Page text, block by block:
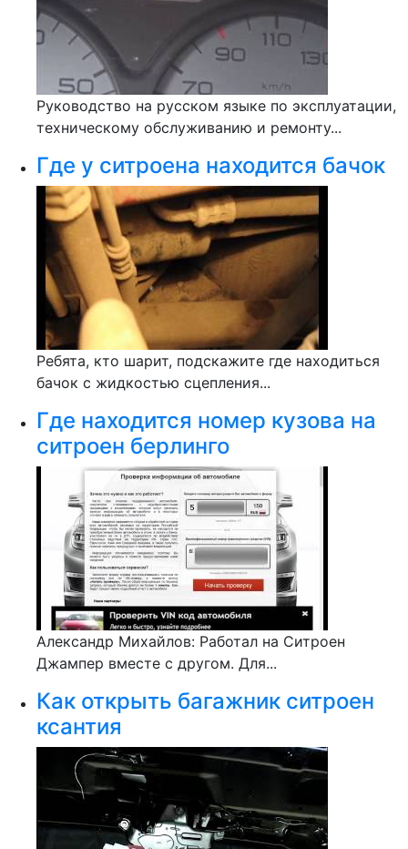
Руководство на русском языке по эксплуатации,
техническому обслуживанию и ремонту...
Где у ситроена находится бачок
Ребята, кто шарит, подскажите где находиться
бачок с жидкостью сцепления...
Где находится номер кузова на
ситроен берлинго
Александр Михайлов: Работал на Ситроен
Джампер вместе с другом. Для...
Как открыть багажник ситроен
ксантия